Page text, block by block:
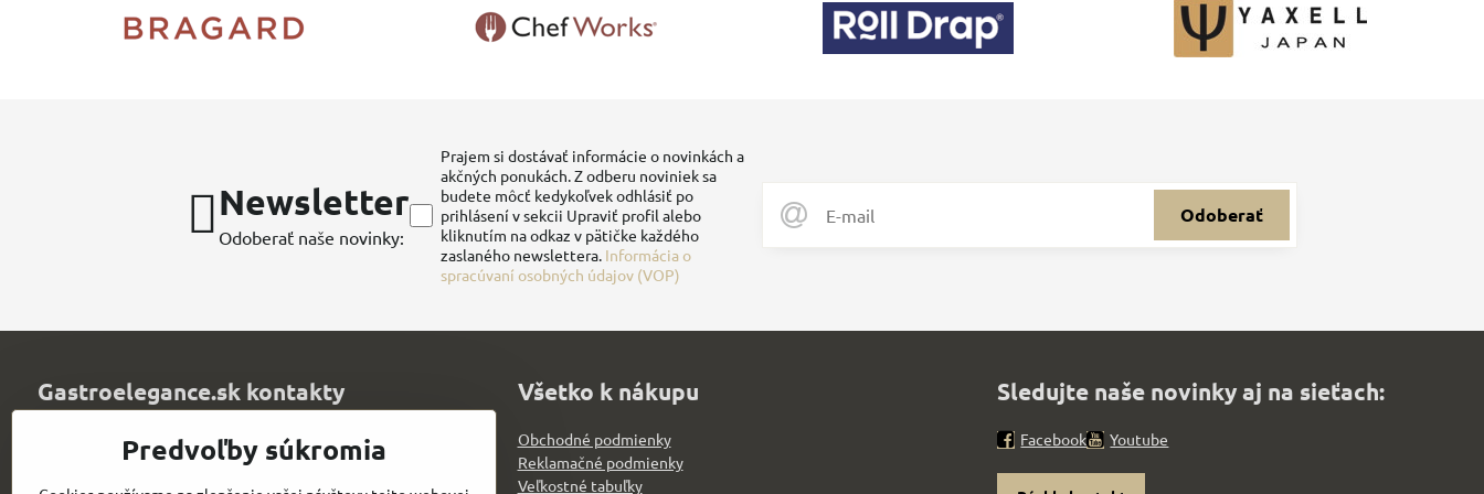
Newsletter
Odoberať naše novinky:
Odoberať
Prajem si dostávať informácie o novinkách a
akčných ponukách. Z odberu noviniek sa
budete môcť kedykoľvek odhlásiť po
prihlásení v sekcii Upraviť profil alebo
kliknutím na odkaz v pätičke každého
zaslaného newslettera. Informácia o
spracúvaní osobných údajov (VOP)
Gastroelegance.sk kontakty
Juvitex, s​.r​.o​.
Trenčianska 1320
Púchov 020 01
Všetko k nákupu
Obchodné podmienky
Reklamačné podmienky
Veľkostné tabuľky
Sledujte naše novinky aj na sieťach:
Facebook Youtube
Predvoľby súkromia